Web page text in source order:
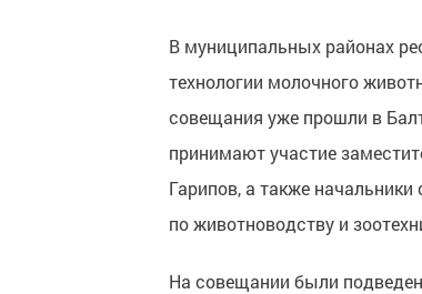
В муниципальных районах
технологии молочного
совещания уже прошли в
принимают участие
Гарипов, а также
по животноводству и
На совещании были